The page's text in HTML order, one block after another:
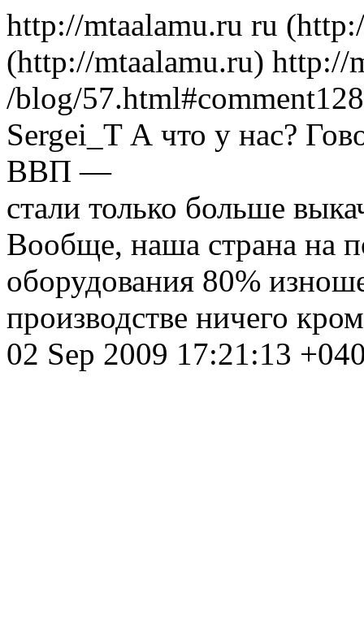
http://mtaalamu.ru ru
(http://mtaalamu.ru) http://
/blog/57.html#comment128
Sergei_T А что у нас?
ВВП —
стали только больше
Вообще, наша страна на
оборудования 80%
производстве ничего
02 Sep 2009 17:21:13